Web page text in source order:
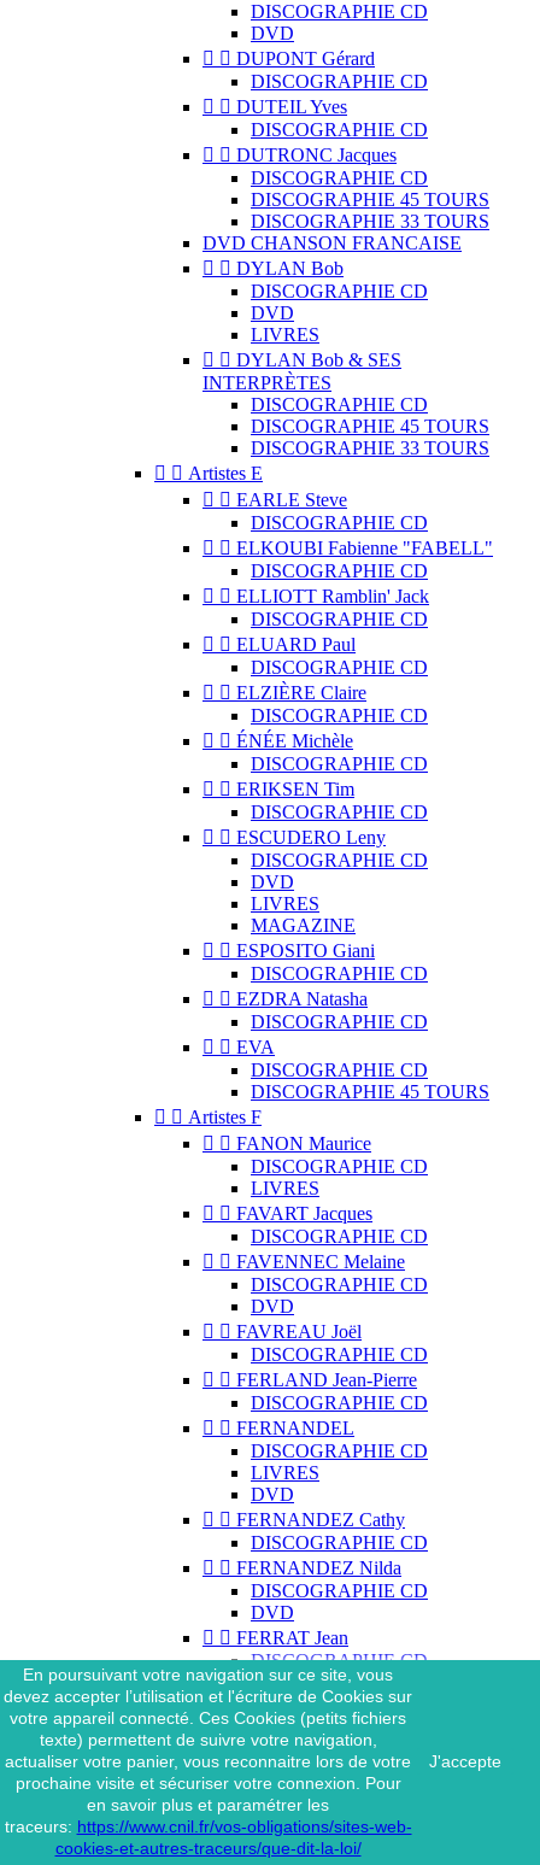
DISCOGRAPHIE CD
DVD
  DUPONT Gérard
DISCOGRAPHIE CD
  DUTEIL Yves
DISCOGRAPHIE CD
  DUTRONC Jacques
DISCOGRAPHIE CD
DISCOGRAPHIE 45 TOURS
DISCOGRAPHIE 33 TOURS
DVD CHANSON FRANCAISE
  DYLAN Bob
DISCOGRAPHIE CD
DVD
LIVRES
  DYLAN Bob & SES
INTERPRÈTES
DISCOGRAPHIE CD
DISCOGRAPHIE 45 TOURS
DISCOGRAPHIE 33 TOURS
  Artistes E
  EARLE Steve
DISCOGRAPHIE CD
  ELKOUBI Fabienne "FABELL"
DISCOGRAPHIE CD
  ELLIOTT Ramblin' Jack
DISCOGRAPHIE CD
  ELUARD Paul
DISCOGRAPHIE CD
  ELZIÈRE Claire
DISCOGRAPHIE CD
  ÉNÉE Michèle
DISCOGRAPHIE CD
  ERIKSEN Tim
DISCOGRAPHIE CD
  ESCUDERO Leny
DISCOGRAPHIE CD
DVD
LIVRES
MAGAZINE
  ESPOSITO Giani
DISCOGRAPHIE CD
  EZDRA Natasha
DISCOGRAPHIE CD
  EVA
DISCOGRAPHIE CD
DISCOGRAPHIE 45 TOURS
  Artistes F
  FANON Maurice
DISCOGRAPHIE CD
LIVRES
  FAVART Jacques
DISCOGRAPHIE CD
  FAVENNEC Melaine
DISCOGRAPHIE CD
DVD
  FAVREAU Joël
DISCOGRAPHIE CD
  FERLAND Jean-Pierre
DISCOGRAPHIE CD
  FERNANDEL
DISCOGRAPHIE CD
LIVRES
DVD
  FERNANDEZ Cathy
DISCOGRAPHIE CD
  FERNANDEZ Nilda
DISCOGRAPHIE CD
DVD
  FERRAT Jean
DISCOGRAPHIE CD
DISCOGRAPHIE 45 TOURS
DISCOGRAPHIE 33 TOURS
DVD
MAGAZINE
  FERRAT Jean & SES
INTERPRÈTES
DISCOGRAPHIE CD
  FERRÉ Léo
En poursuivant votre navigation sur ce site, vous
devez accepter l’utilisation et l'écriture de Cookies sur
votre appareil connecté. Ces Cookies (petits fichiers
texte) permettent de suivre votre navigation,
actualiser votre panier, vous reconnaitre lors de votre
prochaine visite et sécuriser votre connexion. Pour
en savoir plus et paramétrer les
traceurs: https://www.cnil.fr/vos-obligations/sites-web-
cookies-et-autres-traceurs/que-dit-la-loi/
J'accepte